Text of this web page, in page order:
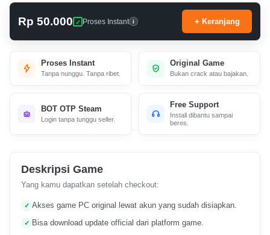
Rp 50.000 Proses Instant i + Keranjang
Proses Instant
Tanpa nunggu. Tanpa ribet.
Original Game
Bukan crack atau bajakan.
BOT OTP Steam
Login tanpa tunggu seller.
Free Support
Install dibantu sampai
beres.
Deskripsi Game
Yang kamu dapatkan setelah checkout:
Akses game PC original lewat akun yang sudah disiapkan.
Bisa download update official dari platform game.